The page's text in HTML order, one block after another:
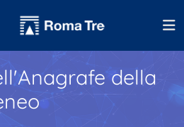
della